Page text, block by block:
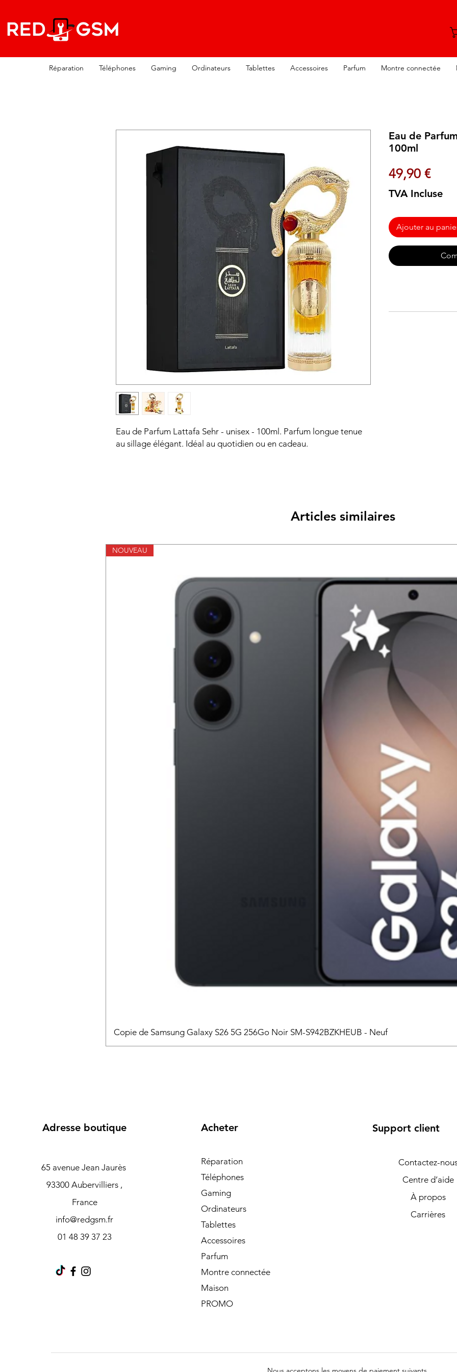
Réparation Téléphones Gaming Ordinateurs Tablettes Accessoires Parfum Montre connectée
Eau de Parfum Lattafa Sehr - unisex - 100ml. Parfum longue tenue
au sillage élégant. Idéal au quotidien ou en cadeau.
Eau de
100ml
49,90 €Prix
TVA Incluse
Ajouter au
Articles similaires
NOUVEAU
Copie de Samsung Galaxy S26 5G 256Go Noir SM-S942BZKHEUB - Neuf
Adresse boutique
65 avenue Jean Jaurès
93300 Aubervilliers ,
France
info@redgsm.fr
01 48 39 37 23
Acheter
Réparation
Téléphones
Gaming
Ordinateurs
Tablettes
Accessoires
Parfum
Montre connectée
Maison
PROMO
Support client
Contactez-
Centre d’aide
À propos
Carrières